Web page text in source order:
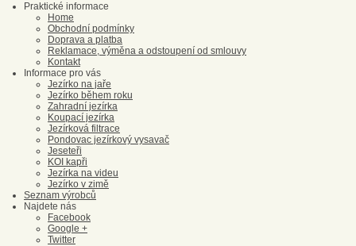
Praktické informace
Home
Obchodní podmínky
Doprava a platba
Reklamace, výměna a odstoupení od smlouvy
Kontakt
Informace pro vás
Jezírko na jaře
Jezírko během roku
Zahradní jezírka
Koupací jezírka
Jezírková filtrace
Pondovac jezírkový vysavač
Jeseteři
KOI kapři
Jezírka na videu
Jezírko v zimě
Seznam výrobců
Najdete nás
Facebook
Google +
Twitter